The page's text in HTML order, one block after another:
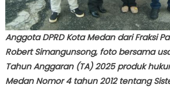
Anggota DPRD Kota Medan dari Fraksi
Robert Simangunsong, foto bersama
Tahun Anggaran (TA) 2025 produk
Medan Nomor 4 tahun 2012 tentang